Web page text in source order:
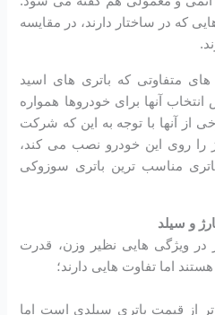
که در ساختار دارند، در مقایسه
های متفاوتی که باتری های اسید
آنها برای خودروها همواره
از آنها با توجه به این که شرکت
را روی این خودرو نصب می کند،
مناسب ترین باتری سوزوکی
و سیلد
در ویژگی هایی نظیر وزن، قدرت
اما تفاوت هایی دارند؛
از قیمت باتری سیلدی است اما